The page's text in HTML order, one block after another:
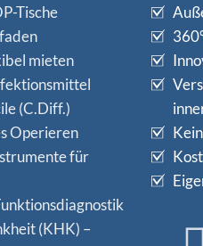
Tische
mieten
(C.Diff.)
Operieren
für
(KHK) –